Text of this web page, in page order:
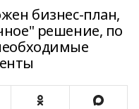
бизнес-план,
решение, по